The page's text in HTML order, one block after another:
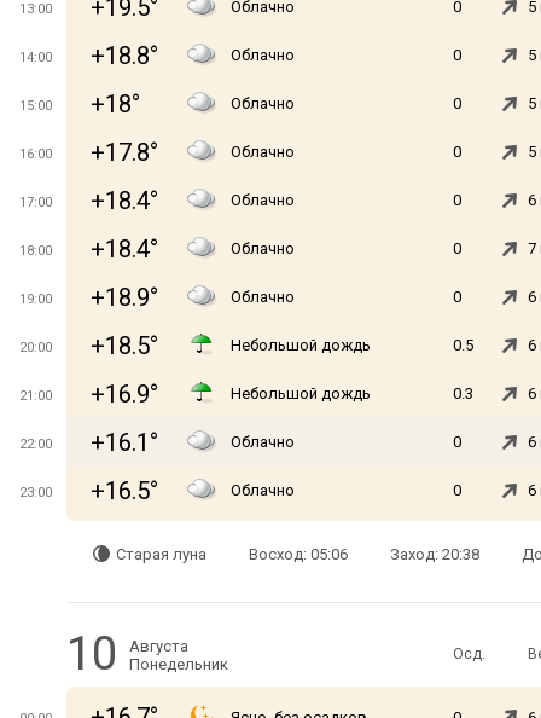
13:00 +19.5° Облачно 0 5
14:00 +18.8° Облачно 0 5
15:00 +18° Облачно 0 5
16:00 +17.8° Облачно 0 5
17:00 +18.4° Облачно 0 6
18:00 +18.4° Облачно 0 7
19:00 +18.9° Облачно 0 6
20:00 +18.5° Небольшой дождь 0.5 6
21:00 +16.9° Небольшой дождь 0.3 6
22:00 +16.1° Облачно 0 6
23:00 +16.5° Облачно 0 6
Старая луна Восход: 05:06 Заход: 20:38
10
Августа
Понедельник
Осд.